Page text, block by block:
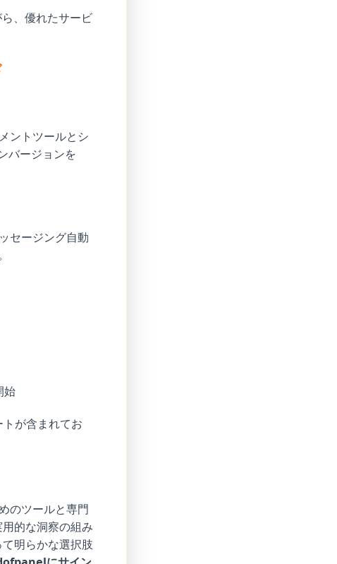
、優れたサービ
ントツールとシ
バージョンを
セージング自動
始
が含まれてお
のツールと専門
的な洞察の組み
明らかな選択肢